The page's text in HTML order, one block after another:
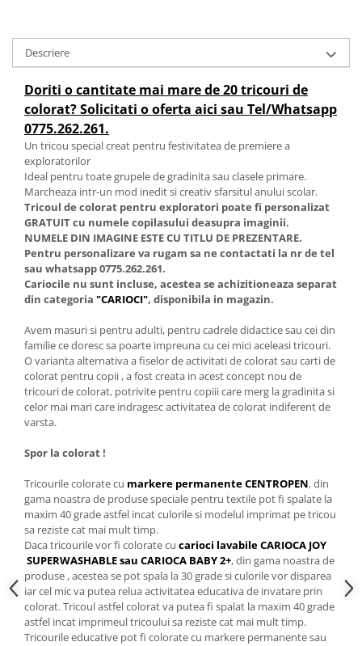
Descriere
Doriti o cantitate mai mare de 20 tricouri de
colorat? Solicitati o oferta aici sau Tel/Whatsapp
0775.262.261.
Un tricou special creat pentru festivitatea de premiere a
exploratorilor
Ideal pentru toate grupele de gradinita sau clasele primare.
Marcheaza intr-un mod inedit si creativ sfarsitul anului scolar.
Tricoul de colorat pentru exploratori poate fi personalizat
GRATUIT cu numele copilasului deasupra imaginii.
NUMELE DIN IMAGINE ESTE CU TITLU DE PREZENTARE.
Pentru personalizare va rugam sa ne contactati la nr de tel
sau whatsapp 0775.262.261.
Cariocile nu sunt incluse, acestea se achizitioneaza separat
din categoria "CARIOCI", disponibila in magazin.
Avem masuri si pentru adulti, pentru cadrele didactice sau cei din
familie ce doresc sa poarte impreuna cu cei mici aceleasi tricouri.
O varianta alternativa a fiselor de activitati de colorat sau carti de
colorat pentru copii , a fost creata in acest concept nou de
tricouri de colorat, potrivite pentru copiii care merg la gradinita si
celor mai mari care indragesc activitatea de colorat indiferent de
varsta.
Spor la colorat !
Tricourile colorate cu markere permanente CENTROPEN, din
gama noastra de produse speciale pentru textile pot fi spalate la
maxim 40 grade astfel incat culorile si modelul imprimat pe tricou
sa reziste cat mai mult timp.
Daca tricourile vor fi colorate cu carioci lavabile CARIOCA JOY
SUPERWASHABLE sau CARIOCA BABY 2+, din gama noastra de
produse , acestea se pot spala la 30 grade si culorile vor disparea
iar cel mic va putea relua activitatea educativa de invatare prin
colorat. Tricoul astfel colorat va putea fi spalat la maxim 40 grade
astfel incat imprimeul tricoului sa reziste cat mai mult timp.
Tricourile educative pot fi colorate cu markere permanente sau